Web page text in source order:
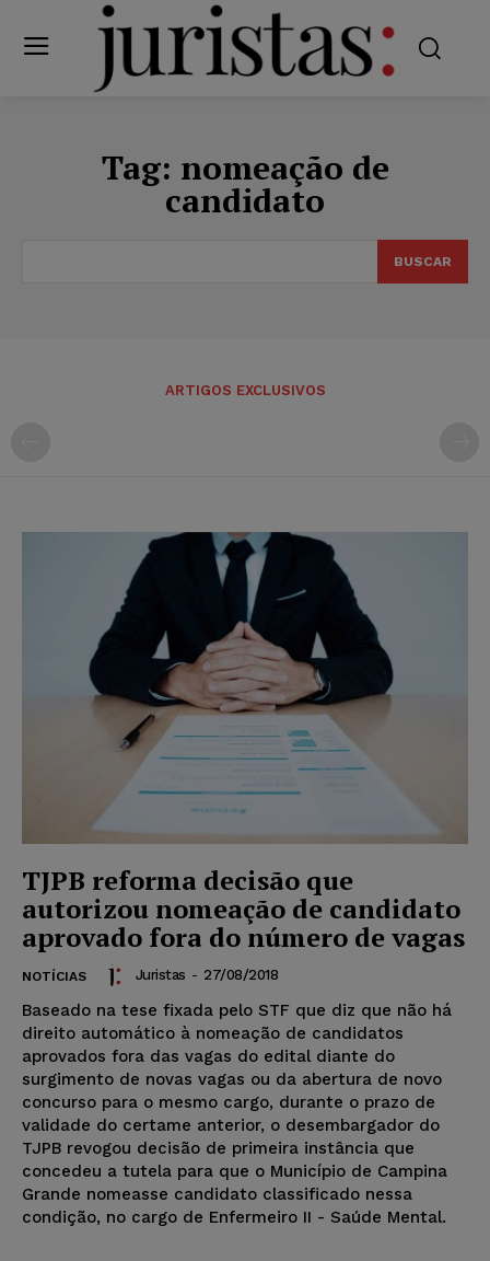
Tag: nomeação de
candidato
BUSCAR
ARTIGOS EXCLUSIVOS
TJPB reforma decisão que
autorizou nomeação de candidato
aprovado fora do número de vagas
NOTÍCIAS Juristas - 27/08/2018
Baseado na tese fixada pelo STF que diz que não há
direito automático à nomeação de candidatos
aprovados fora das vagas do edital diante do
surgimento de novas vagas ou da abertura de novo
concurso para o mesmo cargo, durante o prazo de
validade do certame anterior, o desembargador do
TJPB revogou decisão de primeira instância que
concedeu a tutela para que o Município de Campina
Grande nomeasse candidato classificado nessa
condição, no cargo de Enfermeiro II - Saúde Mental.